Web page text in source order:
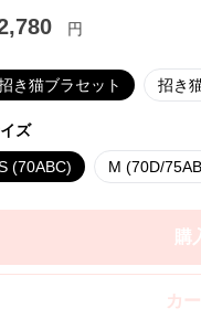
円
き猫ブラセット 招き
ズ
(70ABC) M (70D/
カ